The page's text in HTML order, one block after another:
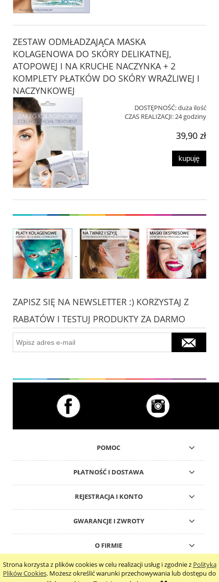
Strona korzysta z plików cookies w celu realizacji usług i zgodnie z Polityką
Plików Cookies. Możesz określić warunki przechowywania lub dostępu do
ZESTAW ODMŁADZAJĄCA MASKA
KOLAGENOWA DO SKÓRY DELIKATNEJ,
ATOPOWEJ I NA KRUCHE NACZYNKA + 2
KOMPLETY PŁATKÓW DO SKÓRY WRAŻLIWEJ I
NACZYNKOWEJ
DOSTĘPNOŚĆ:duża ilość
CZAS REALIZACJI:24 godziny
39,90 zł
kupuję
ZAPISZ SIĘ NA NEWSLETTER :) KORZYSTAJ Z
RABATÓW I TESTUJ PRODUKTY ZA DARMO
POMOC
PŁATNOŚĆ I DOSTAWA
REJESTRACJA I KONTO
GWARANCJE I ZWROTY
O FIRMIE
pokaż pełną wersję strony